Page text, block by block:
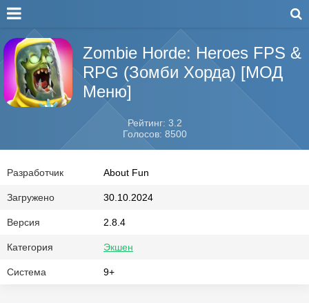
Zombie Horde: Heroes FPS &
RPG (Зомби Хорда) [МОД
Меню]
Рейтинг: 3.2
Голосов: 8500
Разработчик About Fun
Загружено 30.10.2024
Версия 2.8.4
Категория Экшен
Система 9+